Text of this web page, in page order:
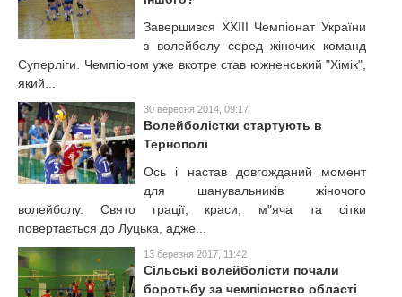
Завершився XXIII Чемпіонат України
з волейболу серед жіночих команд
Суперліги. Чемпіоном уже вкотре став южненський "Хімік",
який...
30 вересня 2014, 09:17
Волейболістки стартують в
Тернополі
Ось і настав довгожданий момент
для шанувальників жіночого
волейболу. Свято грації, краси, м"яча та сітки
повертається до Луцька, адже...
13 березня 2017, 11:42
Сільські волейболісти почали
боротьбу за чемпіонство області